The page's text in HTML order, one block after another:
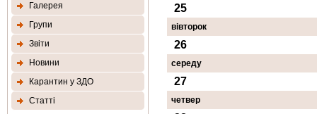
Галерея
Групи
Звіти
Новини
Карантин у ЗДО
Статтi
25
вівторок
26
середу
27
четвер